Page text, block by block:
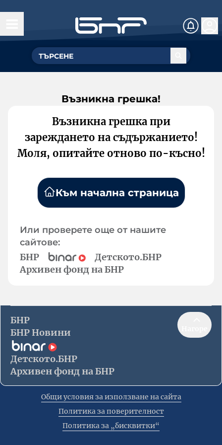
Възникна грешка!
Възникна грешка при
зареждането на съдържанието!
Моля, опитайте отново по-късно!
Към начална страница
Или проверете още от нашите
сайтове:
БНР
Детското.БНР
Архивен фонд на БНР
БНР
БНР Новини
Детското.БНР
Архивен фонд на БНР
Общи условия за използване на сайта
Политика за поверителност
Политика за „бисквитки“